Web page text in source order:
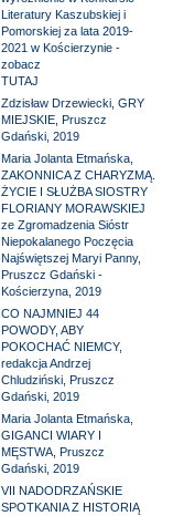
Literatury Kaszubskiej i
Pomorskiej za lata 2019-
2021 w Kościerzynie -
zobacz
TUTAJ
Zdzisław Drzewiecki, GRY
MIEJSKIE, Pruszcz
Gdański, 2019
Maria Jolanta Etmańska,
ZAKONNICA Z CHARYZMĄ.
ŻYCIE I SŁUŻBA SIOSTRY
FLORIANY MORAWSKIEJ
ze Zgromadzenia Sióstr
Niepokalanego Poczęcia
Najświętszej Maryi Panny,
Pruszcz Gdański -
Kościerzyna, 2019
CO NAJMNIEJ 44
POWODY, ABY
POKOCHAĆ NIEMCY,
redakcja Andrzej
Chludziński, Pruszcz
Gdański, 2019
Maria Jolanta Etmańska,
GIGANCI WIARY I
MĘSTWA, Pruszcz
Gdański, 2019
VII NADODRZAŃSKIE
SPOTKANIA Z HISTORIĄ